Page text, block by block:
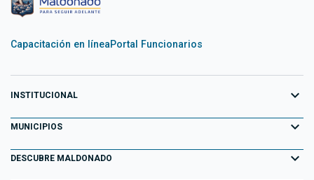
Capacitación en líneaPortal Funcionarios
INSTITUCIONAL expand_more
Equipo de Gobierno
Primeros 100 días
MUNICIPIOS expand_more
Aiguá
DESCUBRE MALDONADO expand_more